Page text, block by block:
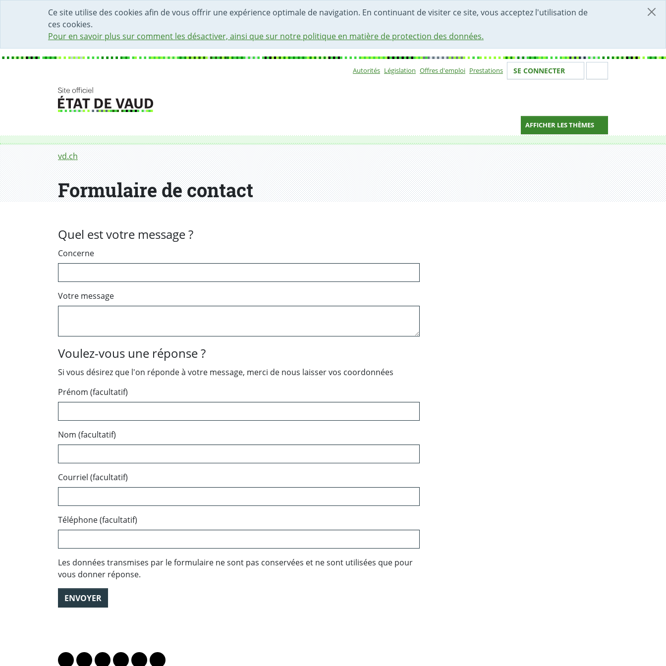
Ce site utilise des cookies afin de vous offrir une expérience optimale de navigation. En continuant de visiter ce site, vous acceptez l'utilisation de
ces cookies.
Pour en savoir plus sur comment les désactiver, ainsi que sur notre politique en matière de protection des données.
DÉBUT DU CONTENU DE LA PAGE
ACCÈS AU CHAMP DE RECHERCHE
PAGE D'ACCUEIL
FORMULAIRE DE CONTACT
Autorités Législation Offres d'emploi Prestations Votre identité
SE CONNECTER
AFFICHER LES THÈMES
Fil d'Ariane
vd.ch
Formulaire de contact
Formulaire de contact
Quel est votre message ?
Concerne
Votre message
Voulez-vous une réponse ?
Si vous désirez que l'on réponde à votre message, merci de nous laisser vos coordonnées
Prénom (facultatif)
Nom (facultatif)
Courriel (facultatif)
Téléphone (facultatif)
Les données transmises par le formulaire ne sont pas conservées et ne sont utilisées que pour
vous donner réponse.
ENVOYER